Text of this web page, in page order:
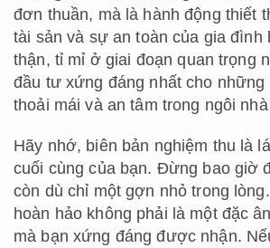
đơn thuần, mà là hành động thiết
tài sản và sự an toàn của gia đình
thận, tỉ mỉ ở giai đoạn quan trọng
đầu tư xứng đáng nhất cho những
thoải mái và an tâm trong ngôi
Hãy nhớ, biên bản nghiệm thu là
cuối cùng của bạn. Đừng bao giờ
còn dù chỉ một gợn nhỏ trong
hoàn hảo không phải là một đặc
mà bạn xứng đáng được nhận.